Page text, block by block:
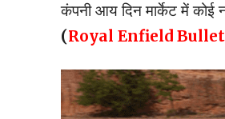
कंपनी आय दिन मार्केट में कोई
(Royal Enfield